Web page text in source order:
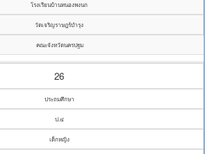
โรงเรียนบ้านหนองพงนก
วัดเจริญราษฎร์บำรุง
คณะจังหวัดนครปฐม
26
ประถมศึกษา
ป.๔
เด็กหญิง